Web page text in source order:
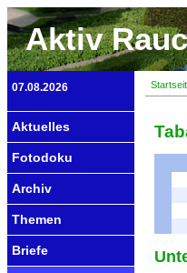
Aktiv
07.08.2026
Aktuelles
Fotodoku
Archiv
Themen
Briefe